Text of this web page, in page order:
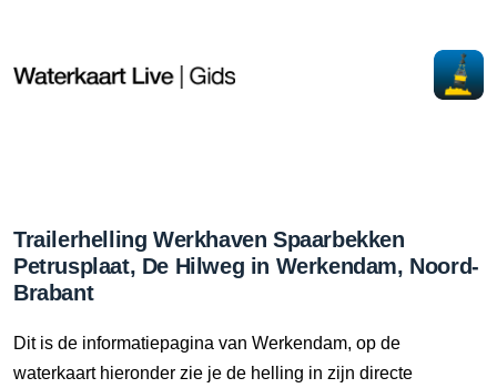
Trailerhelling Werkhaven Spaarbekken
Petrusplaat, De Hilweg in Werkendam, Noord-
Brabant
Dit is de informatiepagina van Werkendam, op de
waterkaart hieronder zie je de helling in zijn directe